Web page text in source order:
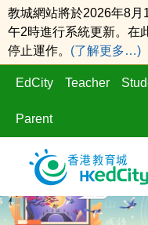
教城網站將於2026年8月
午2時進行系統更新。在
停止運作。 (了解更多…)
EdCity Teacher
Parent